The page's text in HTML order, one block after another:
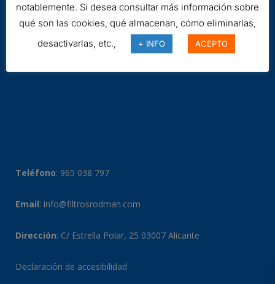
Teléfono: 965 038 797
Email: info@filtrosrodman.com
Dirección: C/ Estrella Polar, 25 03007 Alicante
Declaración de accesibilidad
notablemente. Si desea consultar más información sobre
qué son las cookies, qué almacenan, cómo eliminarlas,
desactivarlas, etc.,
+ INFO ACEPTO